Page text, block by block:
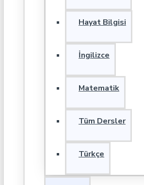
Hayat Bilgisi
İngilizce
Matematik
Tüm Dersler
Türkçe